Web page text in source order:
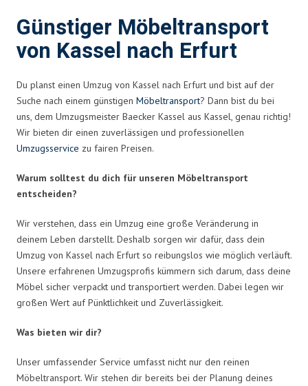
Günstiger Möbeltransport
von Kassel nach Erfurt
Du planst einen Umzug von Kassel nach Erfurt und bist auf der
Suche nach einem günstigen Möbeltransport? Dann bist du bei
uns, dem Umzugsmeister Baecker Kassel aus Kassel, genau richtig!
Wir bieten dir einen zuverlässigen und professionellen
Umzugsservice zu fairen Preisen.
Warum solltest du dich für unseren Möbeltransport
entscheiden?
Wir verstehen, dass ein Umzug eine große Veränderung in
deinem Leben darstellt. Deshalb sorgen wir dafür, dass dein
Umzug von Kassel nach Erfurt so reibungslos wie möglich verläuft.
Unsere erfahrenen Umzugsprofis kümmern sich darum, dass deine
Möbel sicher verpackt und transportiert werden. Dabei legen wir
großen Wert auf Pünktlichkeit und Zuverlässigkeit.
Was bieten wir dir?
Unser umfassender Service umfasst nicht nur den reinen
Möbeltransport. Wir stehen dir bereits bei der Planung deines